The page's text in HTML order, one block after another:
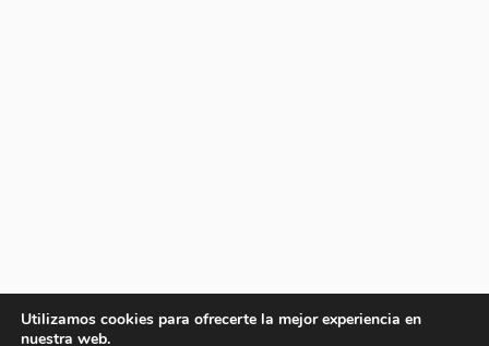
Utilizamos cookies para ofrecerte la mejor experiencia en
nuestra web.